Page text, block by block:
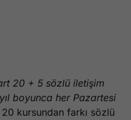
20 + 5 sözlü iletişim
boyunca her Pazartesi
kursundan farkı sözlü